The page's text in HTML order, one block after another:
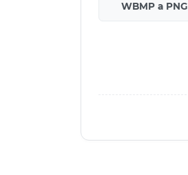
WBMP a PNG